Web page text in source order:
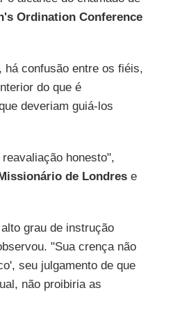
Ordination Conference
há confusão entre os fiéis,
do que é
deveriam guiá-los
honesto",
de Londrese
grau de instrução
"Sua crença não
seu julgamento de que
não proibiria as